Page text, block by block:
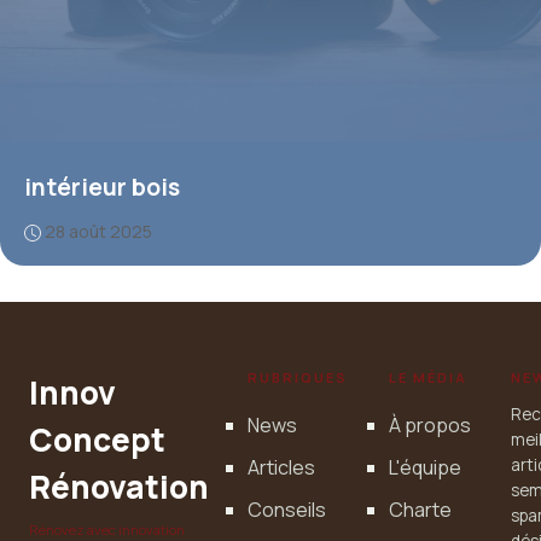
intérieur bois
28 août 2025
Innov
Concept
Rénovation
Rénovez avec innovation
RUBRIQUES
News
Articles
Conseils
LE MÉDIA
À propos
L'équipe
Charte